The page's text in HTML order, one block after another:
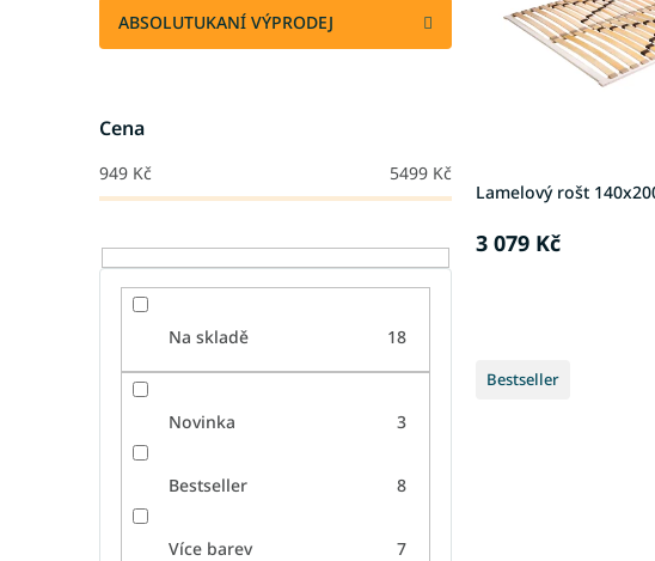
ABSOLUTUKANÍ VÝPRODEJ
Cena
949 Kč 5499 Kč
Na skladě 18
Novinka 3
Bestseller 8
Více barev 7
ů
Lamelový rošt
3 079 Kč
Bestseller